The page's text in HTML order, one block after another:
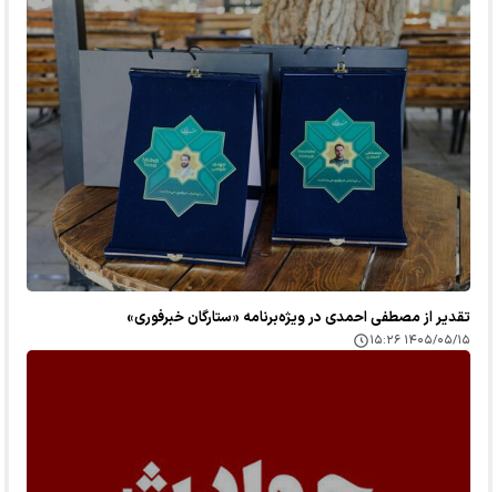
تقدیر از مصطفی احمدی در ویژه‌برنامه «ستارگان خبرفوری»
۱۴۰۵/۰۵/۱۵ ۱۵:۲۶